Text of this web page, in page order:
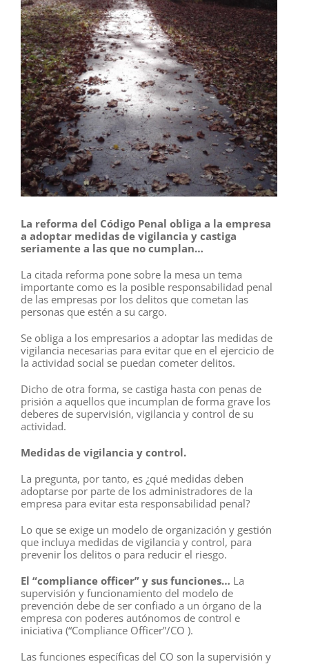
La reforma del Código Penal obliga a la empresa
a adoptar medidas de vigilancia y castiga
seriamente a las que no cumplan…
La citada reforma pone sobre la mesa un tema
importante como es la posible responsabilidad penal
de las empresas por los delitos que cometan las
personas que estén a su cargo.
Se obliga a los empresarios a adoptar las medidas de
vigilancia necesarias para evitar que en el ejercicio de
la actividad social se puedan cometer delitos.
Dicho de otra forma, se castiga hasta con penas de
prisión a aquellos que incumplan de forma grave los
deberes de supervisión, vigilancia y control de su
actividad.
Medidas de vigilancia y control.
La pregunta, por tanto, es ¿qué medidas deben
adoptarse por parte de los administradores de la
empresa para evitar esta responsabilidad penal?
Lo que se exige un modelo de organización y gestión
que incluya medidas de vigilancia y control, para
prevenir los delitos o para reducir el riesgo.
El “compliance officer” y sus funciones… La
supervisión y funcionamiento del modelo de
prevención debe de ser confiado a un órgano de la
empresa con poderes autónomos de control e
iniciativa (“Compliance Officer”/CO ).
Las funciones específicas del CO son la supervisión y